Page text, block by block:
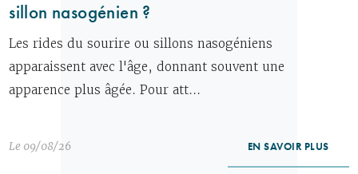
sillon nasogénien ?
Les rides du sourire ou sillons nasogéniens
apparaissent avec l'âge, donnant souvent une
apparence plus âgée. Pour att...
Le 09/08/26 EN SAVOIR PLUS